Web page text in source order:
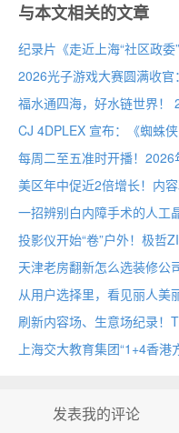
与本文相关的文章
纪录片《走近上海“社区政
每周二至五准时开播！
一招辨别白内障手术的人工
从用户选择里，看见丽人美
上海交大教育集团“1+4香港
发表我的评论